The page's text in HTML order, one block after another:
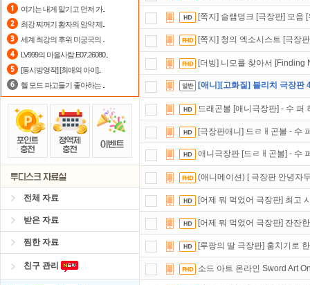
여기는 내게 맡기고 먼저 가..
최강 찌꺼기 황자의 암약 제..
세계 최강의 후위 미궁국의 ..
LV999의 마을사람.E07.26080..
[동시방영작] [최애의 아이]..
헬 모드 파고들기 좋아하는 ..
전체 자료
받은 자료
찜한 자료
친구 관리
요즘 뭐가 재밌지?고민되면 눌러봐!
숨어있는 카드 마일리지 조회하고
[쪽지] 슬램덩크 [극장판] 모음
[쪽지] 청의 엑소시스트 [극장
[더빙] 니모를 찾아서
[애니][고화질] 블리치 극장판
드래곤볼 [애니극장판] - 수 퍼
[극장판애니] 드ㄹㅐ곤볼 - 수
애니극장판 [드ㄹㅐ곤볼] - 수
(애니메이션) [ 극장판 안녕자
[어제 뭐 먹었어 극장판] 최고
[어제 뭐 먹었어 극장판] 잔잔
[루팡의 딸 극장판] 훔치기로
소드 아트 온라인 Sword Art